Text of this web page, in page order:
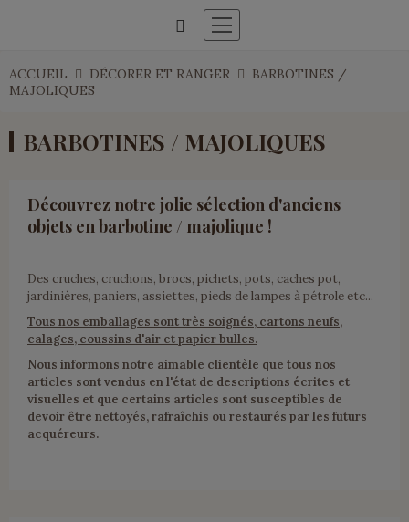
ACCUEIL DÉCORER ET RANGER
BARBOTINES /
MAJOLIQUES
BARBOTINES / MAJOLIQUES
Découvrez notre jolie sélection d'anciens
objets en barbotine / majolique !
Des cruches, cruchons, brocs, pichets, pots, caches pot,
jardinières, paniers, assiettes, pieds de lampes à pétrole etc...
Tous nos emballages sont très soignés, cartons neufs,
calages, coussins d'air et papier bulles.
Nous informons notre aimable clientèle que tous nos
articles sont vendus en l'état de descriptions écrites et
visuelles et que certains articles sont susceptibles de
devoir être nettoyés, rafraîchis ou restaurés par les futurs
acquéreurs.